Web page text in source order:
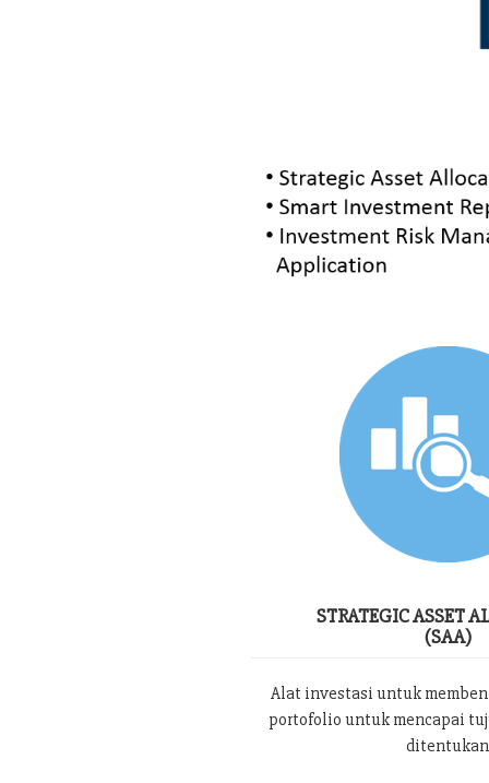
STRATEGIC ASSET
(SAA)
Alat investasi untuk
portofolio untuk mencapai
ditentukan